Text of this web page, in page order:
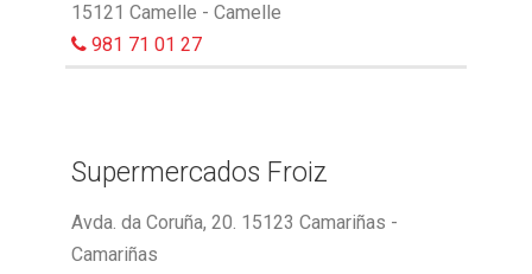
15121 Camelle - Camelle
981 71 01 27
Supermercados Froiz
Avda. da Coruña, 20. 15123 Camariñas -
Camariñas